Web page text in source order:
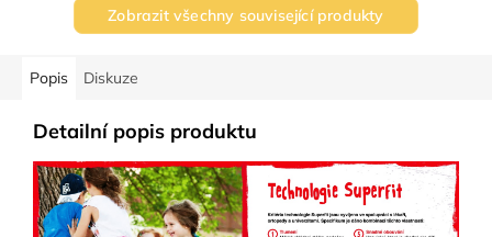
Zobrazit všechny související produkty
Popis Diskuze
Detailní popis produktu